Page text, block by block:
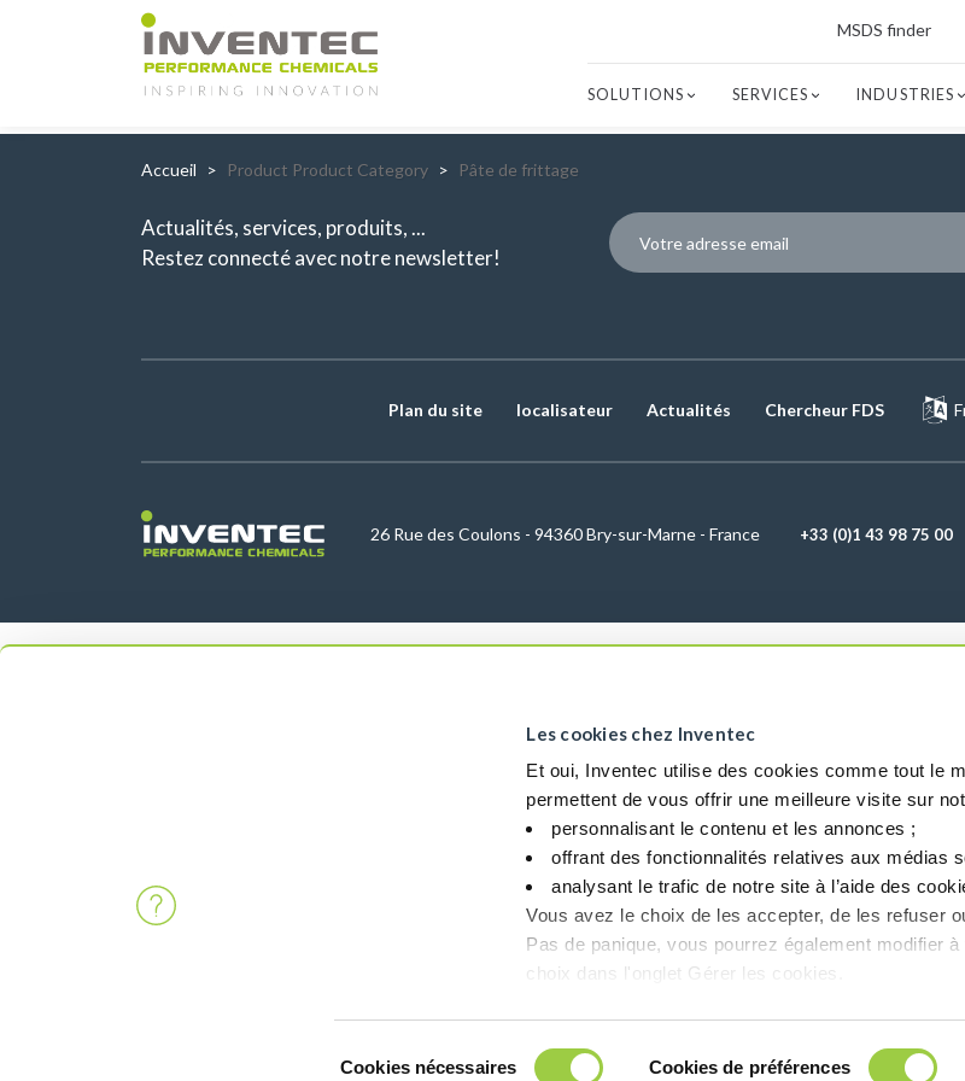
Les cookies chez Inventec
Et oui, Inventec utilise des cookies comme tout le
permettent de vous offrir une meilleure visite sur
personnalisant le contenu et les annonces ;​
offrant des fonctionnalités relatives aux médias
analysant le trafic de notre site à l’aide des
Vous avez le choix de les accepter, de les refuser
Pas de panique, vous pourrez également modifier
choix dans l'onglet Gérer les cookies.​ ​ ​
Cookies nécessaires Cookies de préférences
Main Navigation
MSDS finder
SOLUTIONS SERVICES INDUSTRIES
Accueil Product Product Category Pâte de frittage
Actualités, services, produits, ...
Restez connecté avec notre newsletter!
Plan du site localisateur Actualités Chercheur FDS
26 Rue des Coulons - 94360 Bry-sur-Marne - France +33 (0)1 43 98 75 00